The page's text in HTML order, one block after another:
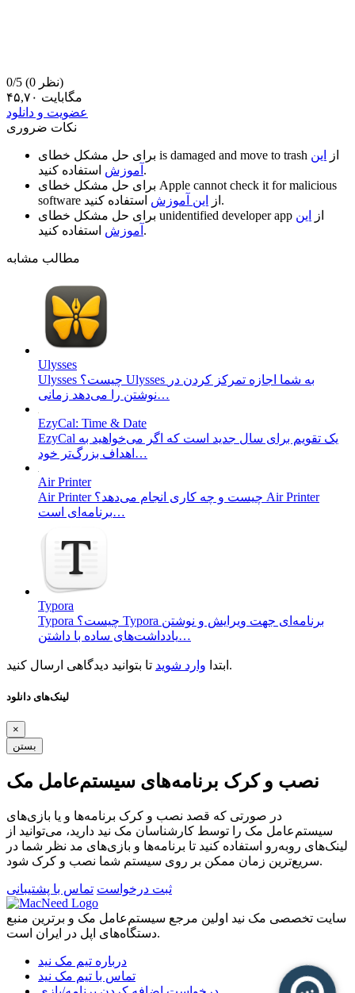
0/5
(0 نظر)
۴۵,۷۰ مگابایت
عضویت و دانلود
نکات ضروری
is damaged and move to trash از
این
آموزش استفاده کنید.
Apple cannot check it for malicious
software
از این آموزش
استفاده کنید.
unidentified developer app از
این
آموزش استفاده کنید.
مطالب مشابه
Ulysses
Ulysses چیست؟ Ulysses به شما اجازه تمرکز کردن در
نوشتن را می‌دهد زمانی…
EzyCal: Time & Date
EzyCal یک تقویم برای سال جدید است که اگر می‌خواهید به
اهداف بزرگ‌تر خود…
Air Printer
Air Printer چیست و چه کاری انجام می‌دهد؟ Air Printer
برنامه‌ای است…
Typora
Typora چیست؟ Typora برنامه‌ای جهت ویرایش و نوشتن
یادداشت‌های ساده با داشتن…
ابتدا وارد شوید تا بتوانید دیدگاهی ارسال کنید.
لینک‌های دانلود
×
بستن
نصب و کرک برنامه‌های سیستم‌عامل مک
در صورتی که قصد نصب و کرک برنامه‌ها و یا بازی‌های
سیستم‌عامل مک را توسط کارشناسان مک نید دارید، می‌توانید از
لینک‌های رو‌به‌رو استفاده کنید تا برنامه‌ها و بازی‌های مد نظر شما در
سریع‌ترین زمان ممکن بر روی سیستم شما نصب و کرک شود.
ثبت درخواست تماس با پشتیبانی
سایت تخصصی مک نید اولین مرجع سیستم‌عامل مک و برترین منبع
دستگاه‌های اپل در ایران است.
درباره تیم مک نید
تماس با تیم مک نید